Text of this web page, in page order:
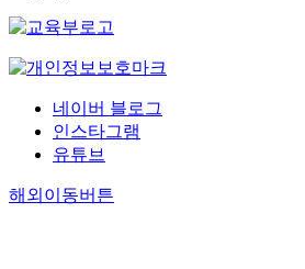
네이버 블로그
인스타그램
유튜브
해외이동버튼